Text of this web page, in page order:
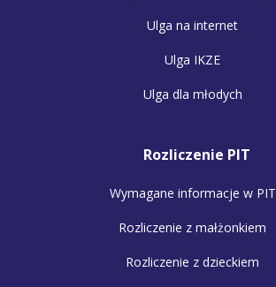
Ulga na internet
Ulga IKZE
Ulga dla młodych
Rozliczenie PIT
Wymagane informacje w PIT
Rozliczenie z małżonkiem
Rozliczenie z dzieckiem